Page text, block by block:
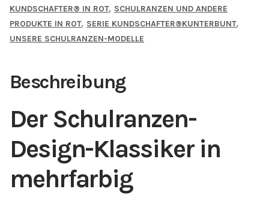
KUNDSCHAFTER​® IN ROT, SCHULRANZEN UND ANDERE
PRODUKTE IN ROT, SERIE KUNDSCHAFTER​®​KUNTERBUNT,
UNSERE SCHULRANZEN-MODELLE
Beschreibung
Der Schulranzen-
Design-Klassiker in
mehrfarbig